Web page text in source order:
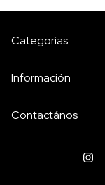
Categorías
Información
Contactános